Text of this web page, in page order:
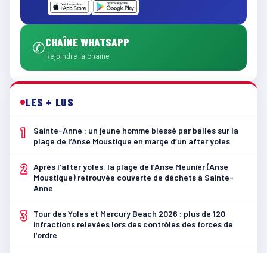
✆CHAÎNE WHATSAPP
Rejoindre la chaîne
LES + LUS
1
Sainte-Anne : un jeune homme blessé par balles sur la
plage de l’Anse Moustique en marge d’un after yoles
2 Après l’after yoles, la plage de l’Anse Meunier (Anse
Moustique) retrouvée couverte de déchets à Sainte-
Anne
3
Tour des Yoles et Mercury Beach 2026 : plus de 120
infractions relevées lors des contrôles des forces de
l’ordre